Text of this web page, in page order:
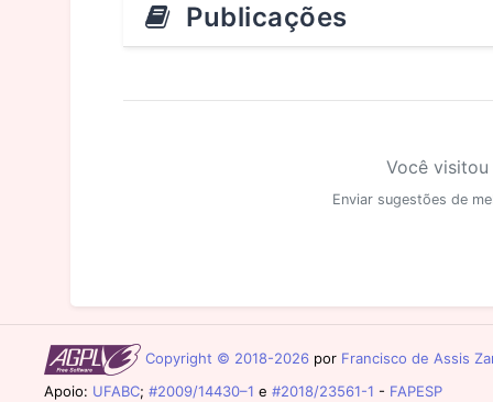
Publicações
Você
Enviar sugestões de
Copyright © 2018-2026 por Francisco de Assis
Apoio: UFABC; #2009/14430–1 e #2018/23561-1 - FAPESP